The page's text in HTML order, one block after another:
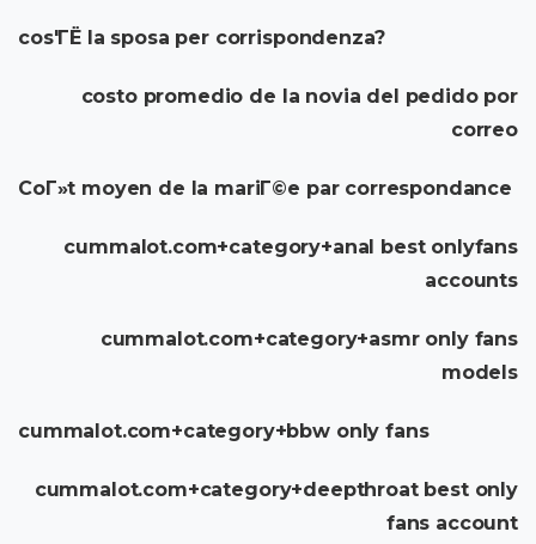
cos'ГЁ la sposa per corrispondenza?
costo promedio de la novia del pedido por
correo
CoГ»t moyen de la mariГ©e par correspondance
cummalot.com+category+anal best onlyfans
accounts
cummalot.com+category+asmr only fans
models
cummalot.com+category+bbw only fans
cummalot.com+category+deepthroat best only
fans account